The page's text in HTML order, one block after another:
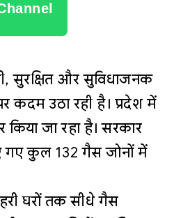
सुरक्षित और सुविधाजनक
कदम उठा रही है। प्रदेश में
जा रहा है। सरकार
गए कुल 132 गैस जोनों में
घरों तक सीधे गैस